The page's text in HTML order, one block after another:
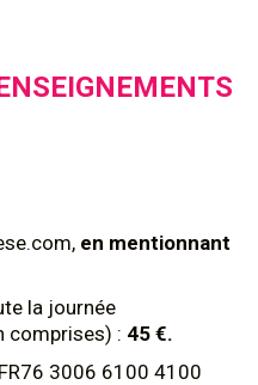
en mentionnant
la journée
comprises) : 45 €.
FR76 3006 6100 4100